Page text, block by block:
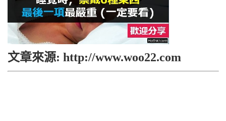
文章來源: http://www.woo22.com